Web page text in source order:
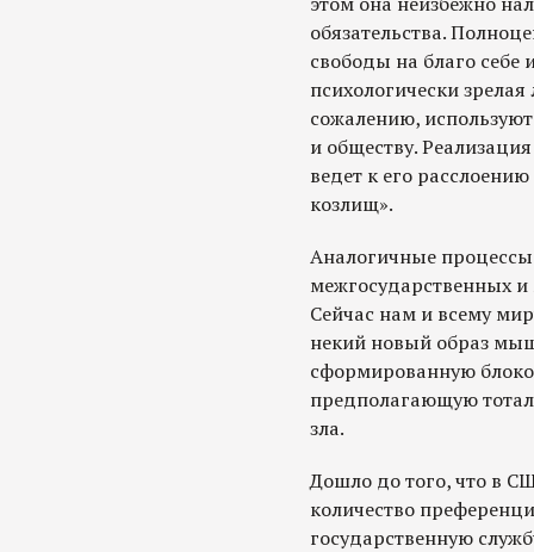
обязательства.
свободы на благо
психологически
сожалению,
и обществу.
ведет к его
козлищ».
Аналогичные
межгосударственных
Сейчас нам и всему
некий новый образ
сформированную
предполагающую
зла.
Дошло до того, что в
количество
государственную